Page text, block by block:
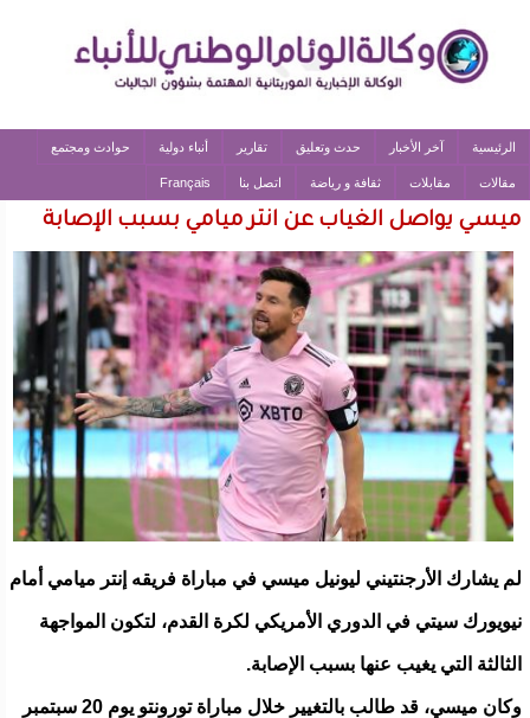
الرئيسية آخر الأخبار حدث وتعليق تقارير أنباء دولية حوادث ومجتمع
مقالات مقابلات ثقافة و رياضة اتصل بنا Français
ميسي يواصل الغياب عن انتر ميامي بسبب الإصابة
لم يشارك الأرجنتيني ليونيل ميسي في مباراة فريقه إنتر ميامي أمام
نيويورك سيتي في الدوري الأمريكي لكرة القدم، لتكون المواجهة
الثالثة التي يغيب عنها بسبب الإصابة.
وكان ميسي، قد طالب بالتغيير خلال مباراة تورونتو يوم 20 سبتمبر